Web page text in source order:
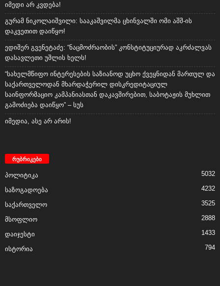
იმედი არ კვდება!
გურამ ნიკოლაიშვილი: სააკაშვილმა ცხინვალში ომი აშშ-ის
დაკვეთით დაიწყო!
ედიშერ გვენეტაძე: “ნაცმოძრაობის” კონსტიტუციურად აკრძალვას
დასავლეთი უშლის ხელს!
“სახელმწიფო ინტერესების საზიანოდ უცხო ქვეყნიდან მართულ და
საქართველოდან მხარდაჭერილ დისკრედიტაციულ
საინფორმაციო კამპანიასთან დაკავშირებით, საბოტაჟის მუხლით
გამოძიება დაიწყო” – სუს
იმედია, ასე არ არის!
რუბრიკები
პოლიტიკა 5032
საზოგადოება 4232
საქართველო 3525
მსოფლიო 2888
დაიჯესტი 1433
ისტორია 794